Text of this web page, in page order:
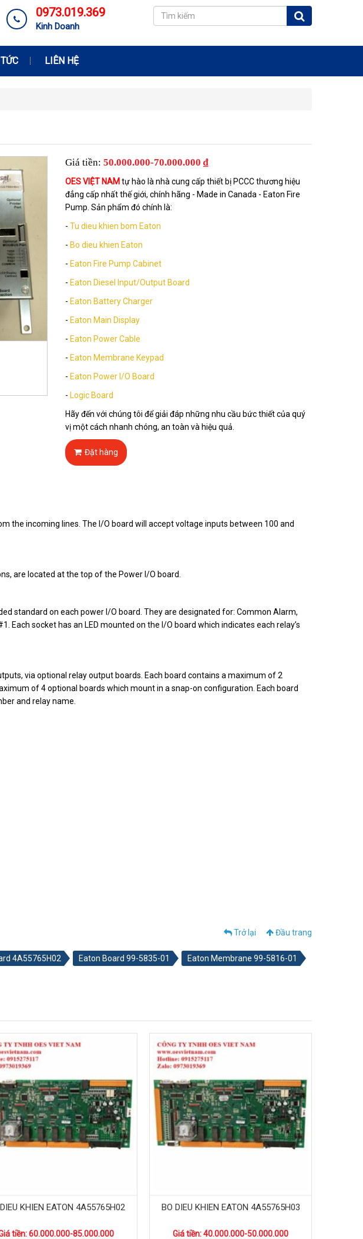
0973.019.369
Kinh Doanh
LIÊN HỆ
Giá tiền: 50.000.000-70.000.000 ₫
OES VIỆT NAM tự hào là nhà cung cấp thiết bị PCCC thương hiệu
đẳng cấp nhất thế giới, chính hãng - Made in Canada - Eaton Fire
Pump. Sản phẩm đó chính là:
- Tu dieu khien bom Eaton
- Bo dieu khien Eaton
- Eaton Fire Pump Cabinet
- Eaton Diesel Input/Output Board
- Eaton Battery Charger
- Eaton Main Display
- Eaton Power Cable
- Eaton Membrane Keypad
- Eaton Power I/O Board
- Logic Board
Hãy đến với chúng tôi để giải đáp những nhu cầu bức thiết của quý
vị một cách nhanh chóng, an toàn và hiệu quả.
Đặt hàng
the incoming lines. The I/O board will accept voltage inputs between 100 and
are located at the top of the Power I/O board.
standard on each power I/O board. They are designated for: Common Alarm,
Each socket has an LED mounted on the I/O board which indicates each relay’s
via optional relay output boards. Each board contains a maximum of 2
of 4 optional boards which mount in a snap-on configuration. Each board
and relay name.
Trở lại Đầu trang
4A55765H02 Eaton Board 99-5835-01
Eaton Membrane 99-5816-01
KHIEN EATON 4A55765H02
tiền: 60.000.000-85.000.000
BO DIEU KHIEN EATON 4A55765H03
Giá tiền: 40.000.000-50.000.000